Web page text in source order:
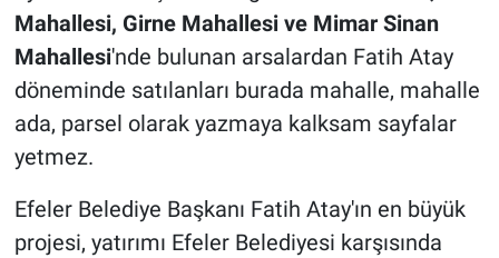
Mahallesi, Girne Mahallesi ve Mimar Sinan
Mahallesi'nde bulunan arsalardan Fatih Atay
döneminde satılanları burada mahalle, mahalle
ada, parsel olarak yazmaya kalksam sayfalar
yetmez.
Efeler Belediye Başkanı Fatih Atay'ın en büyük
projesi, yatırımı Efeler Belediyesi karşısında